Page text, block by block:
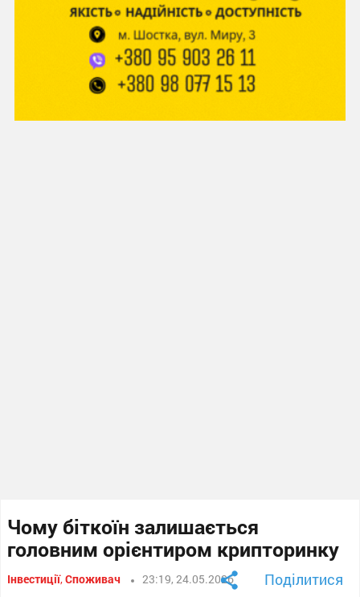
Чому біткоїн залишається
головним орієнтиром крипторинку
Інвестиції,Споживач 23:19, 24.05.2026 Поділитися